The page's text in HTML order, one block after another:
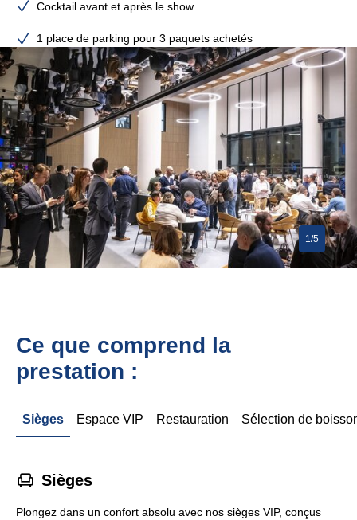
Cocktail avant et après le show
1 place de parking pour 3 paquets achetés
1/5
Ce que comprend la
prestation :
Sièges Espace VIP Restauration Sélection de
􁐴 Sièges
Plongez dans un confort absolu avec nos sièges VIP, conçus